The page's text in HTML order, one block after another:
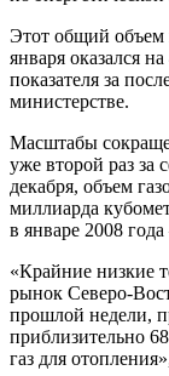
Этот общий объем
января оказался
показателя за
министерстве.
Масштабы
уже второй раз за
декабря, объем
миллиарда
в январе 2008
«Крайние низкие
рынок Северо-
прошлой недели,
приблизительно
газ для